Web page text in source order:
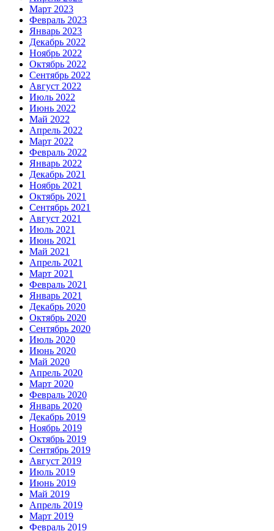
Март 2023
Февраль 2023
Январь 2023
Декабрь 2022
Ноябрь 2022
Октябрь 2022
Сентябрь 2022
Август 2022
Июль 2022
Июнь 2022
Май 2022
Апрель 2022
Март 2022
Февраль 2022
Январь 2022
Декабрь 2021
Ноябрь 2021
Октябрь 2021
Сентябрь 2021
Август 2021
Июль 2021
Июнь 2021
Май 2021
Апрель 2021
Март 2021
Февраль 2021
Январь 2021
Декабрь 2020
Октябрь 2020
Сентябрь 2020
Июль 2020
Июнь 2020
Май 2020
Апрель 2020
Март 2020
Февраль 2020
Январь 2020
Декабрь 2019
Ноябрь 2019
Октябрь 2019
Сентябрь 2019
Август 2019
Июль 2019
Июнь 2019
Май 2019
Апрель 2019
Март 2019
Февраль 2019